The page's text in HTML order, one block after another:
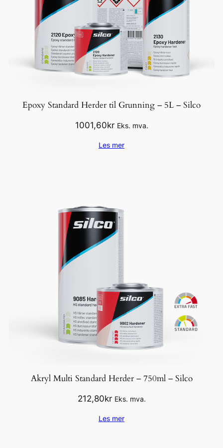
Epoxy Standard Herder til Grunning – 5L – Silco
1001,60kr Eks. mva.
Les mer
Akryl Multi Standard Herder – 750ml – Silco
212,80kr Eks. mva.
Les mer